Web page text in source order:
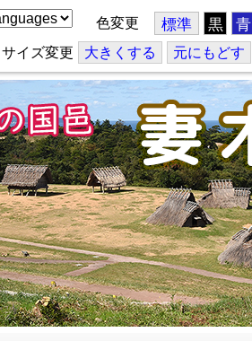
色変更 標準 黒 青
サイズ変更 大きくする 元にもどす